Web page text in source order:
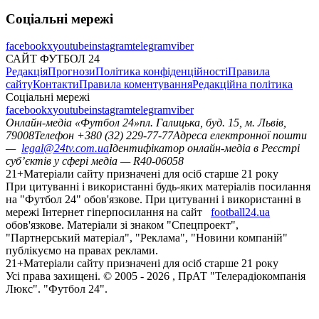
Соціальні мережі
facebookxyoutubeinstagramtelegramviber
САЙТ ФУТБОЛ 24
РедакціяПрогнозиПолітика конфіденційностіПравила
сайтуКонтактиПравила коментуванняРедакційна політика
Соціальні мережі
facebookxyoutubeinstagramtelegramviber
Онлайн-медіа «Футбол 24»пл. Галицька, буд. 15, м. Львів,
79008Телефон +380 (32) 229-77-77Адреса електронної пошти
— legal@24tv.com.uaІдентифікатор онлайн-медіа в Реєстрі
суб’єктів у сфері медіа — R40-06058
21+Матеріали сайту призначені для осіб старше 21 року
При цитуванні і використанні будь-яких матеріалів посилання
на "Футбол 24" обов'язкове. При цитуванні і використанні в
мережі Інтернет гіперпосилання на сайт
football24.ua
обов'язкове. Матеріали зі знаком "Спецпроект",
"Партнерський матеріал", "Реклама", "Новини компаній"
публікуємо на правах реклами.
21+Матеріали сайту призначені для осіб старше 21 року
Усi права захищенi. © 2005 - 2026 , ПрАТ "Телерадіокомпанія
Люкс". "Футбол 24".